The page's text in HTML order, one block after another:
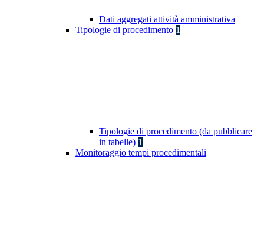
Dati aggregati attività amministrativa
Tipologie di procedimento 1
Tipologie di procedimento (da pubblicare
in tabelle) 1
Monitoraggio tempi procedimentali